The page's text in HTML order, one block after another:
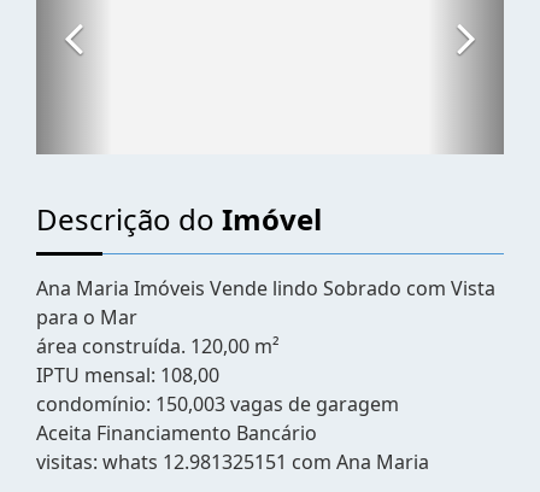
Descrição do Imóvel
Ana Maria Imóveis Vende lindo Sobrado com Vista
para o Mar
área construída. 120,00 m²
IPTU mensal: 108,00
condomínio: 150,003 vagas de garagem
Aceita Financiamento Bancário
visitas: whats 12.981325151 com Ana Maria